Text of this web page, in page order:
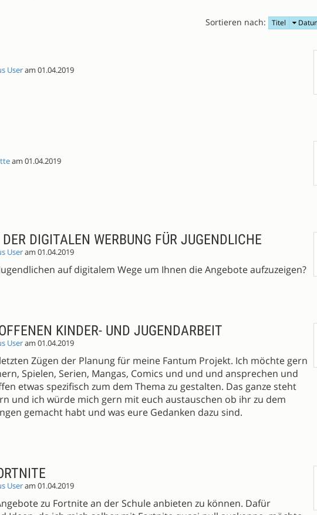
Sortieren nach: Titel
Useram 01.04.2019
am 01.04.2019
DIGITALEN WERBUNG FÜR JUGENDLICHE
Useram 01.04.2019
auf digitalem Wege um Ihnen die Angebote aufzuzeigen?
KINDER- UND JUGENDARBEIT
Useram 01.04.2019
Zügen der Planung für meine Fantum Projekt. Ich möchte gern
Spielen, Serien, Mangas, Comics und und und ansprechen und
etwas spezifisch zum dem Thema zu gestalten. Das ganze steht
und ich würde mich gern mit euch austauschen ob ihr zu dem
gemacht habt und was eure Gedanken dazu sind.
Useram 01.04.2019
zu Fortnite an der Schule anbieten zu können. Dafür